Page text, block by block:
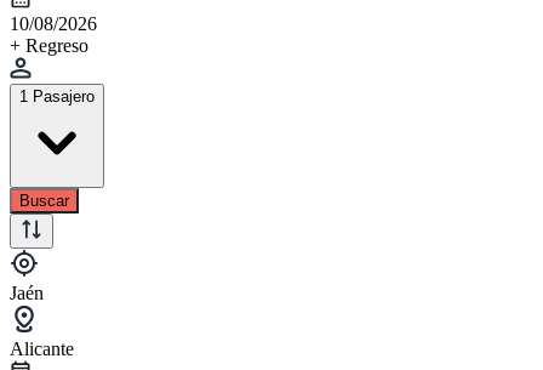
10/08/2026
+ Regreso
1 Pasajero
Buscar
Jaén
Alicante